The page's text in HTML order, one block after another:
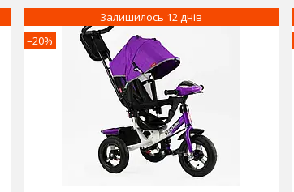
–20%
Залишилось 12 днів